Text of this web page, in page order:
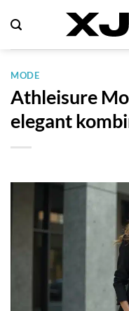
Inhalt
springen
MODE
Athleisure
elegant